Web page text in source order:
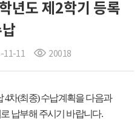
년도 제2학기 등록
11-11 20018
4차(최종) 수납계획을다음과
납부해 주시기 바랍니다.